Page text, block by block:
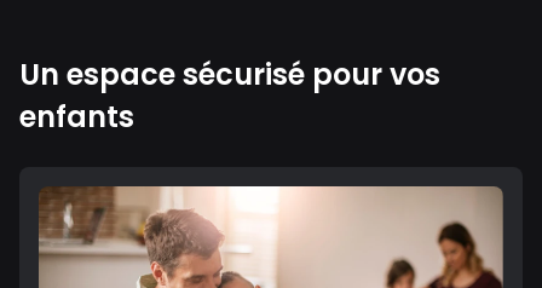
Un espace sécurisé pour vos
enfants